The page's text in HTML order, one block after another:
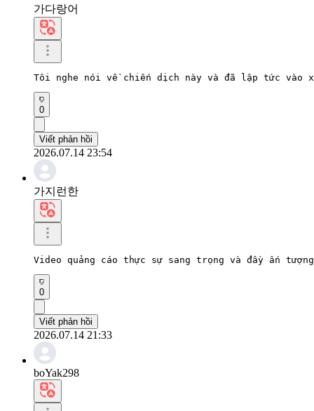
가다랑어
Tôi nghe nói về chiến dịch này và đã lập tức vào
0
Viết phản hồi
2026.07.14 23:54
가지런한
Video quảng cáo thực sự sang trọng và đầy ấn
0
Viết phản hồi
2026.07.14 21:33
boYak298